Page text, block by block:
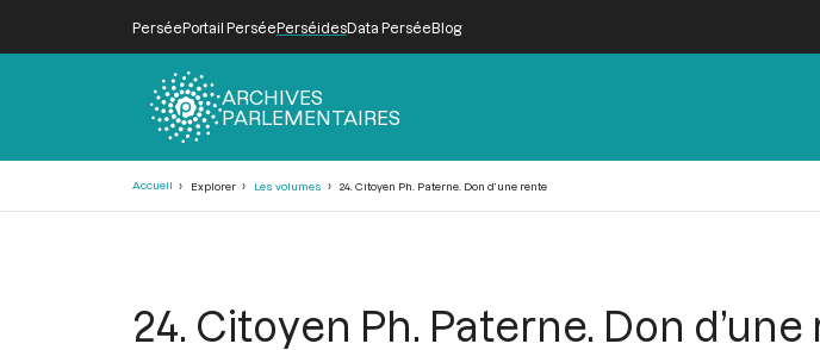
PerséePortail PerséePerséidesData PerséeBlog
ARCHIVES
PARLEMENTAIRES
Accueil Explorer Les volumes 24. Citoyen Ph. Paterne. Don d’une rente
24. Citoyen Ph. Paterne. Don